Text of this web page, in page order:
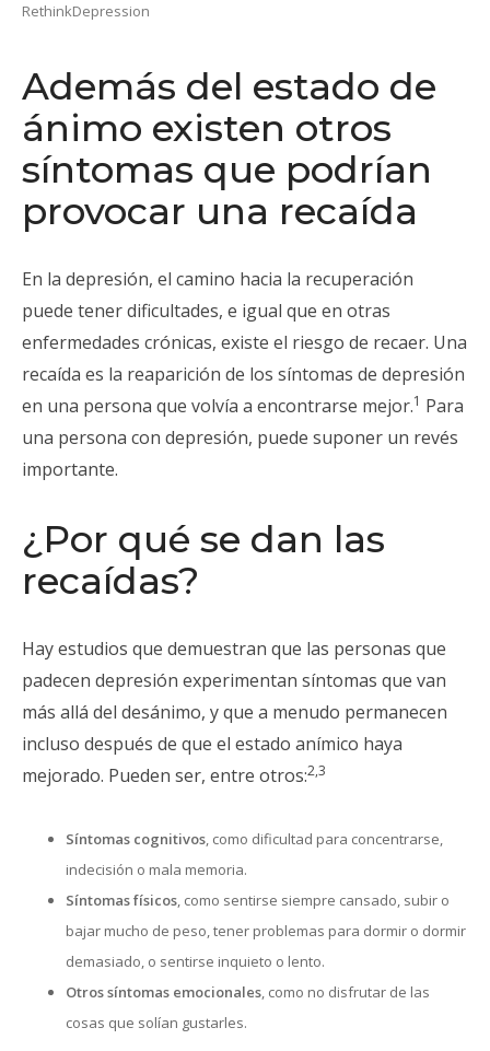
RethinkDepression
Además del estado de
ánimo existen otros
síntomas que podrían
provocar una recaída
En la depresión, el camino hacia la recuperación
puede tener dificultades, e igual que en otras
enfermedades crónicas, existe el riesgo de recaer. Una
recaída es la reaparición de los síntomas de depresión
en una persona que volvía a encontrarse mejor.1 Para
una persona con depresión, puede suponer un revés
importante.
¿Por qué se dan las
recaídas?
Hay estudios que demuestran que las personas que
padecen depresión experimentan síntomas que van
más allá del desánimo, y que a menudo permanecen
incluso después de que el estado anímico haya
mejorado. Pueden ser, entre otros:2,3
Síntomas cognitivos, como dificultad para concentrarse,
indecisión o mala memoria.
Síntomas físicos, como sentirse siempre cansado, subir o
bajar mucho de peso, tener problemas para dormir o dormir
demasiado, o sentirse inquieto o lento.
Otros síntomas emocionales, como no disfrutar de las
cosas que solían gustarles.